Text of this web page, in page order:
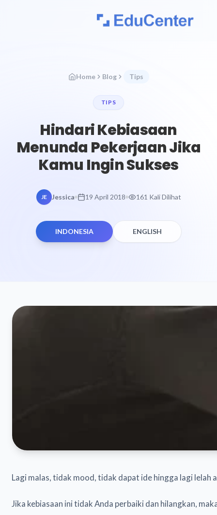
Home Blog Tips
TIPS
Hindari Kebiasaan
Menunda Pekerjaan Jika
Kamu Ingin Sukses
JE Jessica 19 April 2018 161 Kali Dilihat
INDONESIA ENGLISH
Lagi malas, tidak mood, tidak dapat ide hingga lagi lelah
Jika kebiasaan ini tidak Anda perbaiki dan hilangkan,